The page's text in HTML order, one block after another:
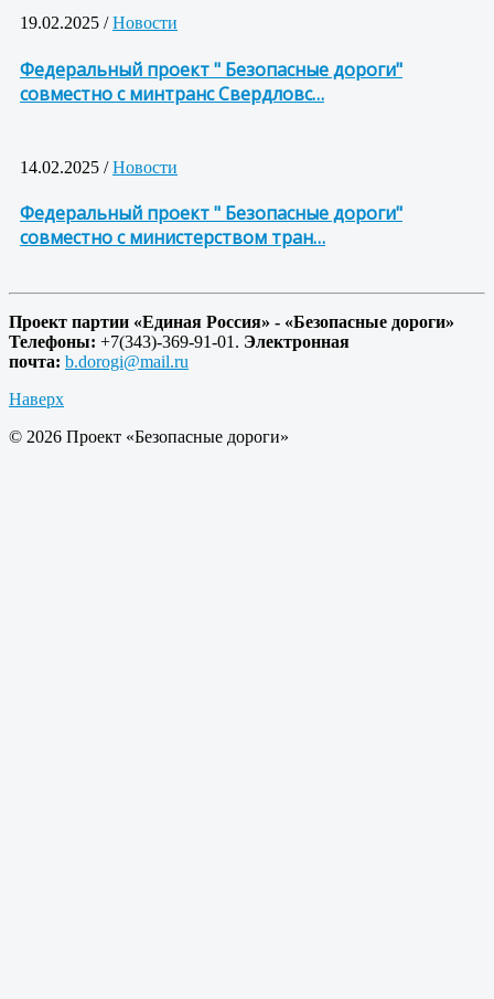
19.02.2025 /Новости
Федеральный проект " Безопасные дороги"
совместно с минтранс Свердловс…
14.02.2025 /Новости
Федеральный проект " Безопасные дороги"
совместно с министерством тран…
Проект партии «Единая Россия» - «Безопасные дороги»
Телефоны: +7(343)-369-91-01. Электронная
почта: b.dorogi@mail.ru
Наверх
© 2026 Проект «Безопасные дороги»